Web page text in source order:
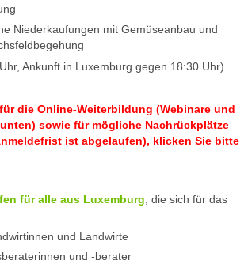
Niederkaufungen mit Gemüseanbau und
Ankunft in Luxemburg gegen 18:30 Uhr)
die Online-Weiterbildung (Webinare und
sowie für mögliche Nachrückplätze
ist abgelaufen), klicken Sie bitte
für alle aus Luxemburg , die sich für das
und Landwirte
und -berater